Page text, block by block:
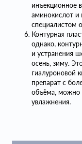
инъекционное
аминокислот и
специалистом
Контурная
однако,
и устранения
осень, зиму.
гиалуроновой
препарат с
объёма, можно
увлажнения.